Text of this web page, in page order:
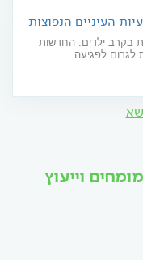
העיניים הנפוצות
עיניים נפוצות בקרב ילדים. החדשות
לגרום לפגיעה
וייעוץ